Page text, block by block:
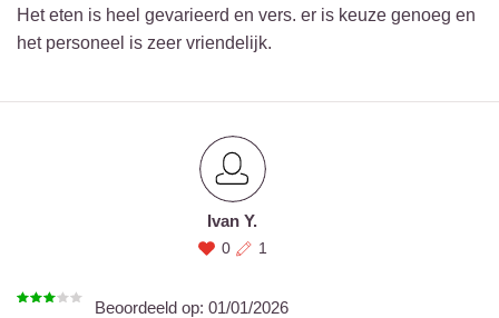
Het eten is heel gevarieerd en vers. er is keuze genoeg en
het personeel is zeer vriendelijk.
Ivan Y.
0 1
Beoordeeld op: 01/01/2026